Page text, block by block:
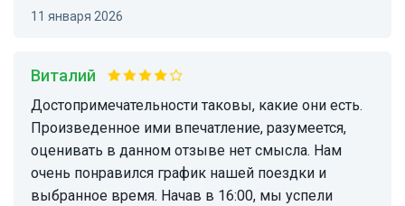
11 января 2026
Виталий
Достопримечательности таковы, какие они есть.
Произведенное ими впечатление, разумеется,
оценивать в данном отзыве нет смысла. Нам
очень понравился график нашей поездки и
выбранное время. Начав в 16:00, мы успели